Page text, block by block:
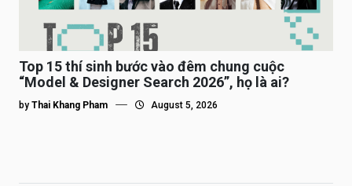
Top 15 thí sinh bước vào đêm chung cuộc
“Model & Designer Search 2026”, họ là ai?
by Thai Khang Pham August 5, 2026